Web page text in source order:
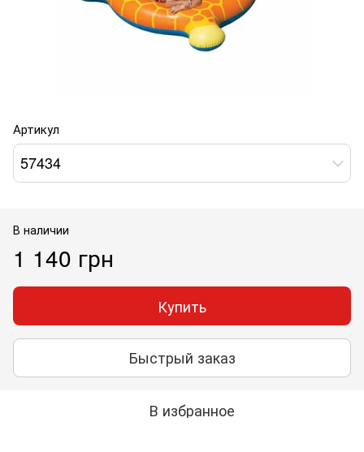
Артикул
57434
В наличии
1 140 грн
Купить
Быстрый заказ
В избранное